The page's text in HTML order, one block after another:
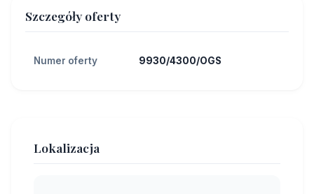
Szczegóły oferty
Numer oferty 9930/4300/OGS
Lokalizacja